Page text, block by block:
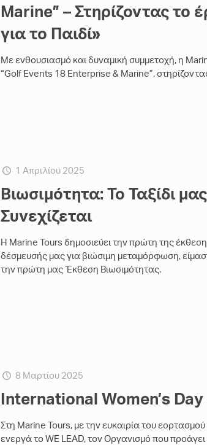
Marine” – Στηρίζοντας το
για το Παιδί»
Με ενθουσιασμό και δυναμική συμμετοχή, η
“Golf Events 18 Enterprise & Marine”,
1 Απριλίου 2025
Βιωσιμότητα: Το Ταξίδι
Συνεχίζεται
Η Marine Tours δημοσιεύει την πρώτη της
δέσμευσής μας για βιώσιμη μεταμόρφωση,
την πρώτη μας Έκθεση Βιωσιμότητας.
8 Μαρτίου 2025
International Women’s
Στη Marine Tours, με την ευκαιρία του
ενεργά το WE LEAD, τον Οργανισμό που